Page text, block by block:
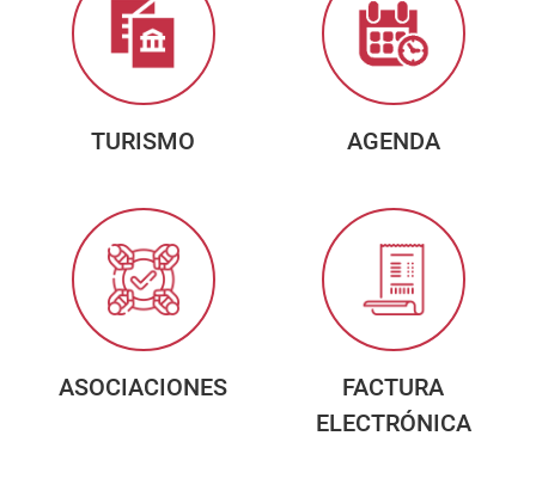
TURISMO AGENDA
ASOCIACIONES
FACTURA
ELECTRÓNICA